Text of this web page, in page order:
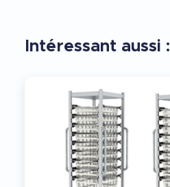
Intéressant aussi :